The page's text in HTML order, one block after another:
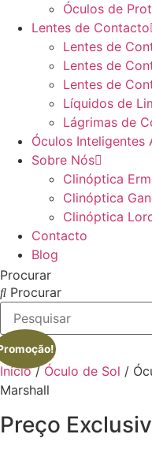
Óculos de
Lentes de Contacto
Lentes de
Lentes de
Lentes de
Líquidos de
Lágrimas de
Óculos Inteligentes
Sobre Nós
Clinóptica
Clinóptica
Clinóptica
Contacto
Blog
Procurar
Procurar
Início/ Óculo de Sol /
Marshall
Preço